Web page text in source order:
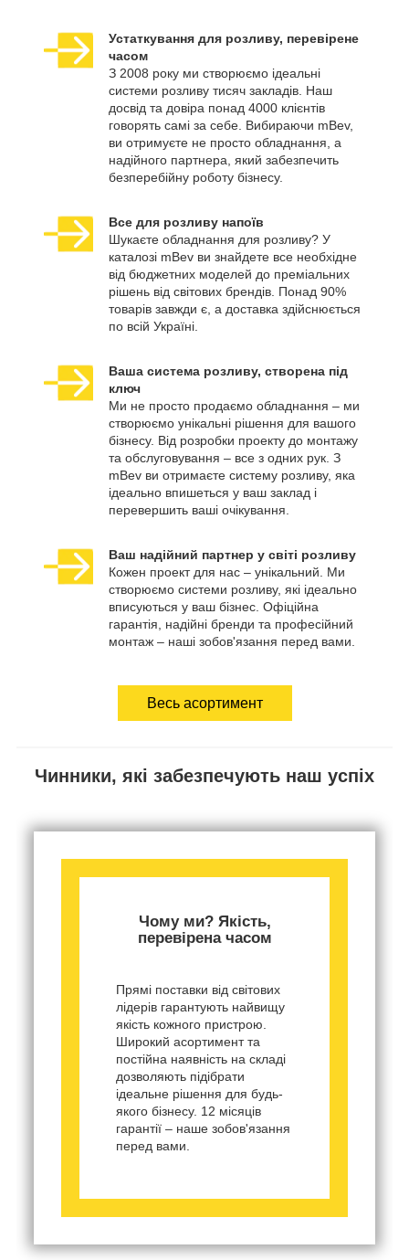
Устаткування для розливу, перевірене
часом
З 2008 року ми створюємо ідеальні
системи розливу тисяч закладів. Наш
досвід та довіра понад 4000 клієнтів
говорять самі за себе. Вибираючи mBev,
ви отримуєте не просто обладнання, а
надійного партнера, який забезпечить
безперебійну роботу бізнесу.
Все для розливу напоїв
Шукаєте обладнання для розливу? У
каталозі mBev ви знайдете все необхідне
від бюджетних моделей до преміальних
рішень від світових брендів. Понад 90%
товарів завжди є, а доставка здійснюється
по всій Україні.
Ваша система розливу, створена під
ключ
Ми не просто продаємо обладнання – ми
створюємо унікальні рішення для вашого
бізнесу. Від розробки проекту до монтажу
та обслуговування – все з одних рук. З
mBev ви отримаєте систему розливу, яка
ідеально впишеться у ваш заклад і
перевершить ваші очікування.
Ваш надійний партнер у світі розливу
Кожен проект для нас – унікальний. Ми
створюємо системи розливу, які ідеально
вписуються у ваш бізнес. Офіційна
гарантія, надійні бренди та професійний
монтаж – наші зобов'язання перед вами.
Весь асортимент
Чинники, які забезпечують наш успіх
Чому ми? Якість,
перевірена часом
Прямі поставки від світових
лідерів гарантують найвищу
якість кожного пристрою.
Широкий асортимент та
постійна наявність на складі
дозволяють підібрати
ідеальне рішення для будь-
якого бізнесу. 12 місяців
гарантії – наше зобов'язання
перед вами.